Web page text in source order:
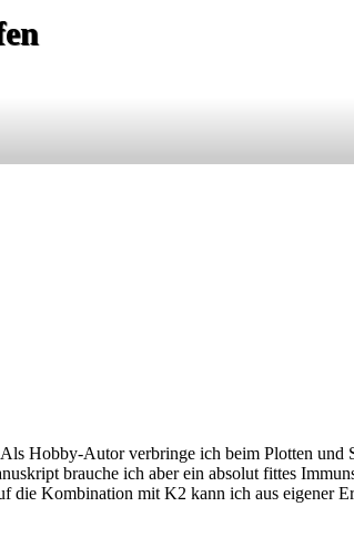
Hobby-Autor verbringe ich beim Plotten und
brauche ich aber ein absolut fittes
Kombination mit K2 kann ich aus eigener